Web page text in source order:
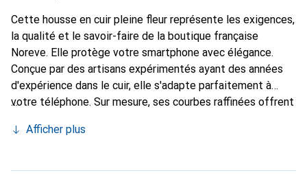
Cette housse en cuir pleine fleur représente les exigences,
la qualité et le savoir-faire de la boutique française
Noreve. Elle protège votre smartphone avec élégance.
Conçue par des artisans expérimentés ayant des années
d'expérience dans le cuir, elle s'adapte parfaitement à
votre téléphone. Sur mesure, ses courbes raffinées offrent
et indispensable pour votre smartphone. Reconnaître
marque Noreve est un choix fiable pour une clientèle
Afficher plus